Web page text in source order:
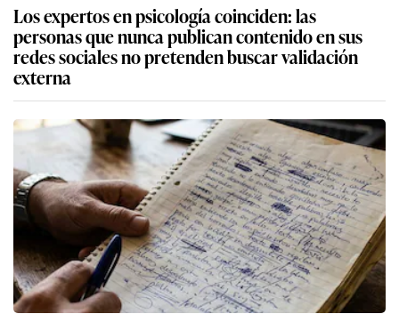
Los expertos en psicología coinciden: las
personas que nunca publican contenido en sus
redes sociales no pretenden buscar validación
externa